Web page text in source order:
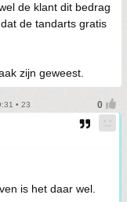
de klant dit bedrag
de tandarts gratis
zijn geweest.
• 23
is het daar wel.